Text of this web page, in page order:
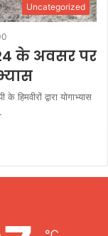
Uncategorized
के अवसर पर
द्वारा योगाभ्‍यास